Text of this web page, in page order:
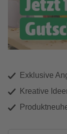
Exklusive
Kreative